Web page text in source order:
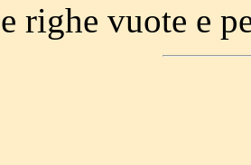
righe vuote e